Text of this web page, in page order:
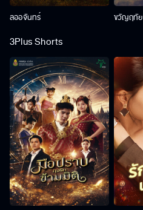
ลออจันทร์ ขวัญฤทัย
3Plus Shorts